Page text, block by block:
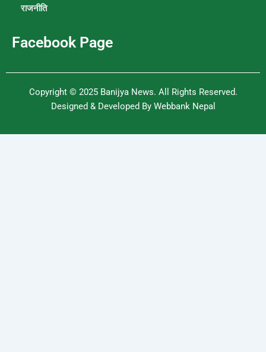
राजनीति
Facebook Page
Copyright © 2025 Banijya News. All Rights Reserved.
Designed & Developed By Webbank Nepal